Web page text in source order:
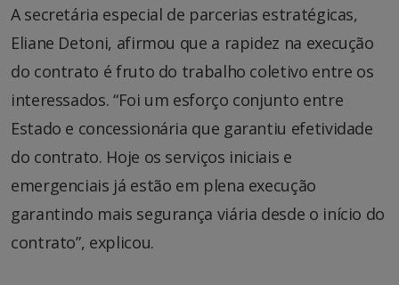
A secretária especial de parcerias estratégicas,
Eliane Detoni, afirmou que a rapidez na execução
do contrato é fruto do trabalho coletivo entre os
interessados. “Foi um esforço conjunto entre
Estado e concessionária que garantiu efetividade
do contrato. Hoje os serviços iniciais e
emergenciais já estão em plena execução
garantindo mais segurança viária desde o início do
contrato”, explicou.